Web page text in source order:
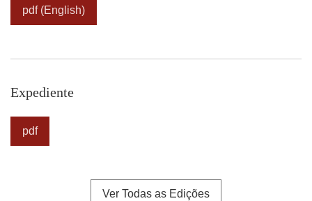
pdf (English)
Expediente
pdf
Ver Todas as Edições